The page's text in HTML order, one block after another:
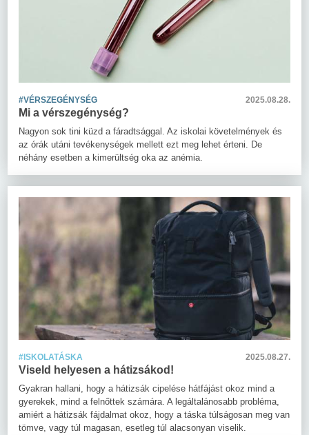
#VÉRSZEGÉNYSÉG 2025.08.28.
Mi a vérszegénység?
Nagyon sok tini küzd a fáradtsággal. Az iskolai követelmények és
az órák utáni tevékenységek mellett ezt meg lehet érteni. De
néhány esetben a kimerültség oka az anémia.
#ISKOLATÁSKA 2025.08.27.
Viseld helyesen a hátizsákod!
Gyakran hallani, hogy a hátizsák cipelése hátfájást okoz mind a
gyerekek, mind a felnőttek számára. A legáltalánosabb probléma,
amiért a hátizsák fájdalmat okoz, hogy a táska túlságosan meg van
tömve, vagy túl magasan, esetleg túl alacsonyan viselik.